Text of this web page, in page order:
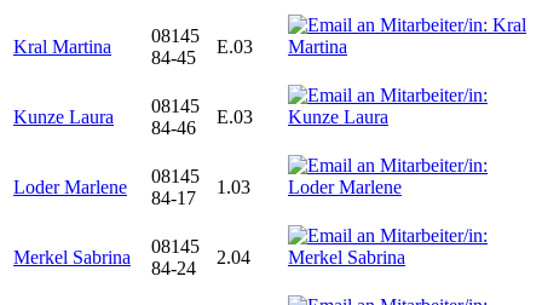
Kral Martina
08145
84-45
E.03
Kunze Laura
08145
84-46
E.03
Loder Marlene
08145
84-17
1.03
Merkel Sabrina
08145
84-24
2.04